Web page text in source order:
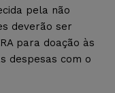
pela não
deverão ser
para doação às
despesas com o